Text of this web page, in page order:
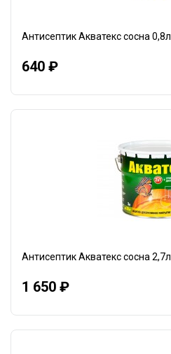
Антисептик Акватекс сосна 0,8л
640 ₽
Антисептик Акватекс сосна 2,7л
1 650 ₽